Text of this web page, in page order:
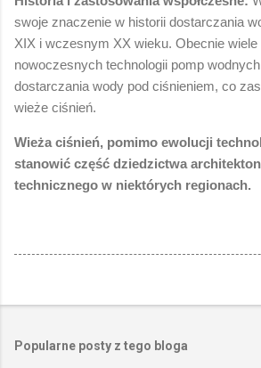
swoje znaczenie w historii dostarczania
XIX i wczesnym XX wieku. Obecnie
nowoczesnych technologii pomp
dostarczania wody pod ciśnieniem, co
wieże ciśnień.
Wieża ciśnień, pomimo ewolucji
stanowić część dziedzictwa
technicznego w niektórych regionach.
Popularne posty z tego bloga